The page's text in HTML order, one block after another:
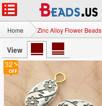
Home Zinc Alloy Flower Beads
View
32